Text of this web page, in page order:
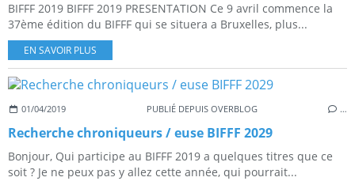
BIFFF 2019 BIFFF 2019 PRESENTATION Ce 9 avril commence la
37ème édition du BIFFF qui se situera a Bruxelles, plus...
EN SAVOIR PLUS
01/04/2019 PUBLIÉ DEPUIS OVERBLOG …
Recherche chroniqueurs / euse BIFFF 2029
Bonjour, Qui participe au BIFFF 2019 a quelques titres que ce
soit ? Je ne peux pas y allez cette année, qui pourrait...